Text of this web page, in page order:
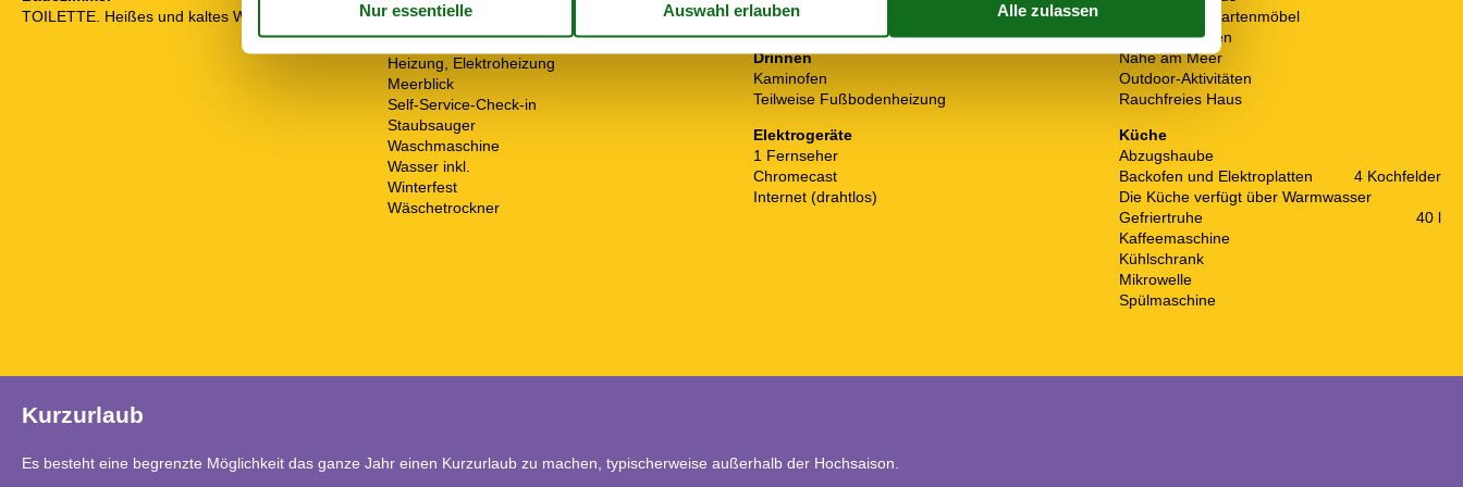
TOILETTE. Heißes und kaltes Wasser
Ferienhaus
88 m²
Haustiere Nr
Heizung, Elektroheizung
Meerblick
Self-Service-Check-in
Staubsauger
Waschmaschine
Wasser inkl.
Winterfest
Wäschetrockner
Traktor
Drinnen
Kaminofen
Teilweise Fußbodenheizung
Elektrogeräte
1 Fernseher
Chromecast
Internet (drahtlos)
Hochwertige Gartenmöbel
Leben im Freien
Nahe am Meer
Outdoor-Aktivitäten
Rauchfreies Haus
Küche
Abzugshaube
Backofen und Elektroplatten
4 Kochfelder
Die Küche verfügt über Warmwasser
Gefriertruhe
40 l
Kaffeemaschine
Kühlschrank
Mikrowelle
Spülmaschine
Kurzurlaub
Es besteht eine begrenzte Möglichkeit das ganze Jahr einen Kurzurlaub zu machen, typischerweise außerhalb der Hochsaison.